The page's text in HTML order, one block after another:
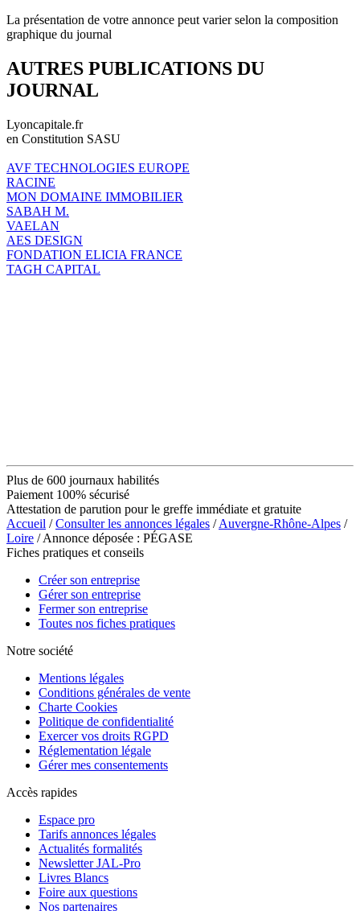
La présentation de votre annonce peut varier selon la composition
graphique du journal
AUTRES PUBLICATIONS DU
JOURNAL
Lyoncapitale.fr
en Constitution SASU
AVF TECHNOLOGIES EUROPE
RACINE
MON DOMAINE IMMOBILIER
SABAH M.
VAELAN
AES DESIGN
FONDATION ELICIA FRANCE
TAGH CAPITAL
Plus de 600 journaux habilités
Paiement 100% sécurisé
Attestation de parution pour le greffe immédiate et gratuite
Accueil /Consulter les annonces légales /Auvergne-Rhône-Alpes /
Loire / Annonce déposée : PÉGASE
Fiches pratiques et conseils
Créer son entreprise
Gérer son entreprise
Fermer son entreprise
Toutes nos fiches pratiques
Notre société
Mentions légales
Conditions générales de vente
Charte Cookies
Politique de confidentialité
Exercer vos droits RGPD
Réglementation légale
Gérer mes consentements
Accès rapides
Espace pro
Tarifs annonces légales
Actualités formalités
Newsletter JAL-Pro
Livres Blancs
Foire aux questions
Nos partenaires